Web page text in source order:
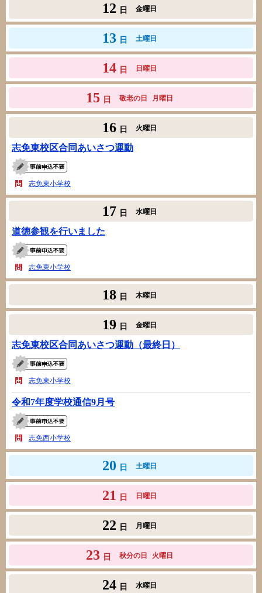
12 日 金曜日
13 日 土曜日
14 日 日曜日
15 日 敬老の日 月曜日
16 日 火曜日
志免東校区合同あいさつ運動
志免東小学校
17 日 水曜日
道徳参観を行いました
志免東小学校
18 日 木曜日
19 日 金曜日
志免東校区合同あいさつ運動（最終日）
志免東小学校
令和7年度学校通信9月号
志免西小学校
20 日 土曜日
21 日 日曜日
22 日 月曜日
23 日 秋分の日 火曜日
24 日 水曜日